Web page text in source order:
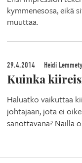
kymmenesosa, eikä
muuttaa.
29.4.2014 Heidi
Kuinka
Haluatko vaikuttaa
johtajaan, jota ei
sanottavana? Näillä